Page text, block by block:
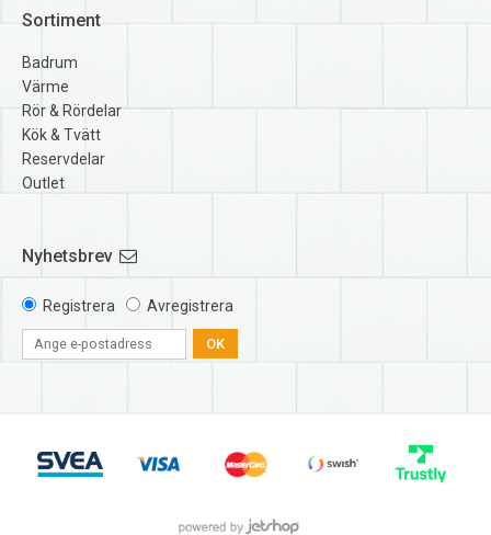
Sortiment
Badrum
Värme
Rör & Rördelar
Kök & Tvätt
Reservdelar
Outlet
Nyhetsbrev
Registrera Avregistrera
OK